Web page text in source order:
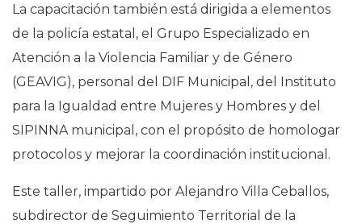
La capacitación también está dirigida a elementos
de la policía estatal, el Grupo Especializado en
Atención a la Violencia Familiar y de Género
(GEAVIG), personal del DIF Municipal, del Instituto
para la Igualdad entre Mujeres y Hombres y del
SIPINNA municipal, con el propósito de homologar
protocolos y mejorar la coordinación institucional.
Este taller, impartido por Alejandro Villa Ceballos,
subdirector de Seguimiento Territorial de la